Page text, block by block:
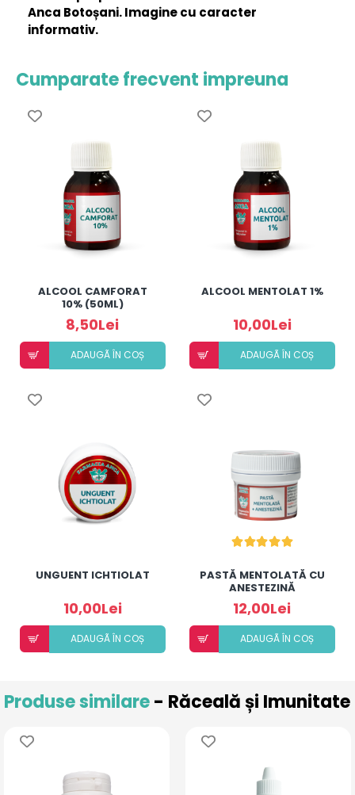
Anca Botoșani. Imagine cu caracter
informativ.
Cumparate frecvent impreuna
ALCOOL CAMFORAT
10% (50ML)
8,50Lei
ADAUGÃ ÎN COȘ
ALCOOL MENTOLAT 1%
10,00Lei
ADAUGÃ ÎN COȘ
UNGUENT ICHTIOLAT
10,00Lei
ADAUGÃ ÎN COȘ
PASTĂ MENTOLATĂ CU
ANESTEZINĂ
12,00Lei
ADAUGÃ ÎN COȘ
Produse similare- Răceală și Imunitate